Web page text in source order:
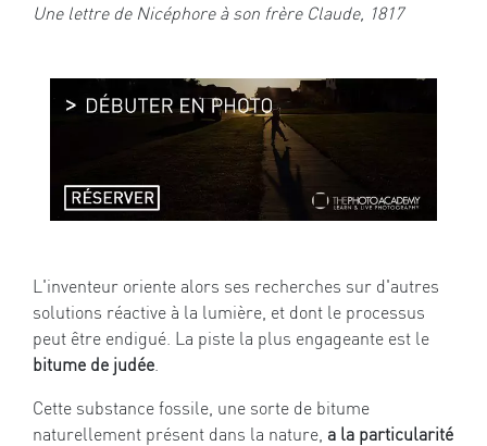
Une lettre de Nicéphore à son frère Claude, 1817
L'inventeur oriente alors ses recherches sur d'autres
solutions réactive à la lumière, et dont le processus
peut être endigué. La piste la plus engageante est le
bitume de judée
Cette substance fossile, une sorte de bitume
naturellement présent dans la nature, a la particularité